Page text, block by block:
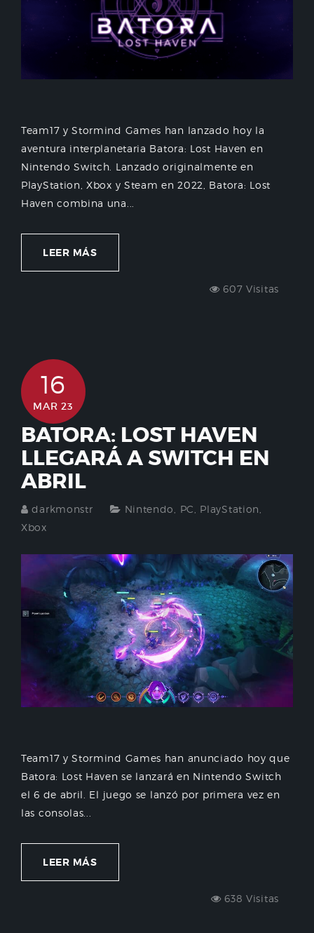
Team17 y Stormind Games han lanzado hoy la
aventura interplanetaria Batora: Lost Haven en
Nintendo Switch. Lanzado originalmente en
PlayStation, Xbox y Steam en 2022, Batora: Lost
Haven combina una...
LEER MÁS
607 Visitas
16
MAR 23
BATORA: LOST HAVEN
LLEGARÁ A SWITCH EN
ABRIL
darkmonstr Nintendo PC PlayStation
Xbox
Team17 y Stormind Games han anunciado hoy que
Batora: Lost Haven se lanzará en Nintendo Switch
el 6 de abril. El juego se lanzó por primera vez en
las consolas...
LEER MÁS
638 Visitas